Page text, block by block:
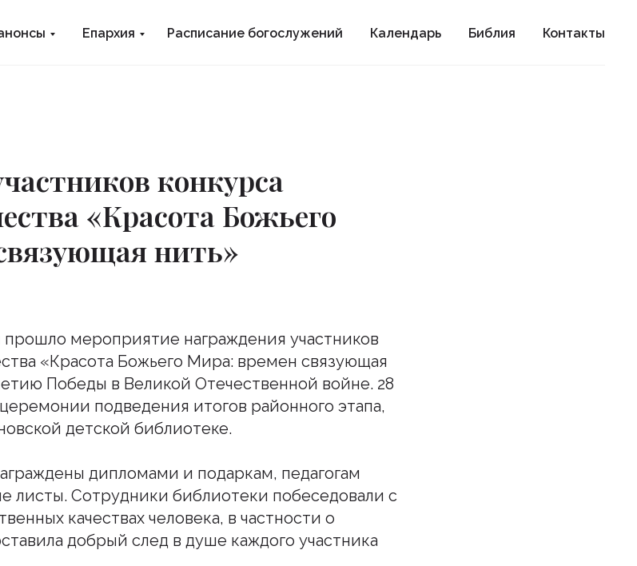
Епархия Расписание богослужений Календарь Библия Контакты
конкурса
«Красота Божьего
нить»
мероприятие награждения участников
«Красота Божьего Мира: времен связующая
Победы в Великой Отечественной войне. 28
подведения итогов районного этапа,
детской библиотеке.
дипломами и подаркам, педагогам
листы. Сотрудники библиотеки побеседовали с
качествах человека, в частности о
добрый след в душе каждого участника